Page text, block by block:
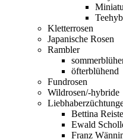
Kletterrosen
Japanische Rosen
Rambler
öfterblühend
Fundrosen
Wildrosen/-hybride
Bettina
Ewald
Franz